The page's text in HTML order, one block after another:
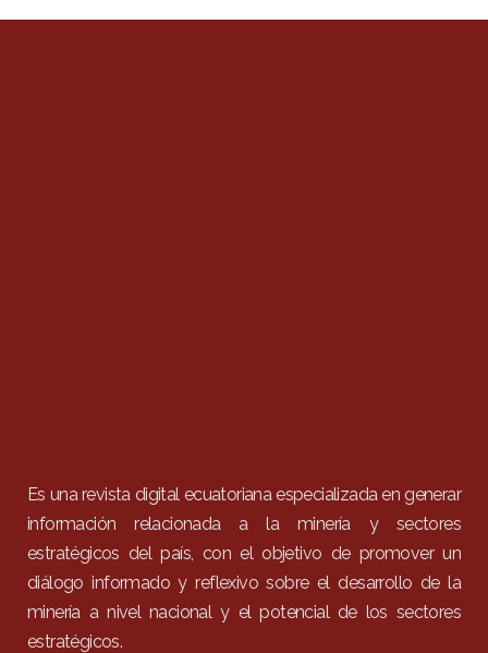
Es una revista digital ecuatoriana especializada en generar
información relacionada a la minería y sectores
estratégicos del país, con el objetivo de promover un
diálogo informado y reflexivo sobre el desarrollo de la
minería a nivel nacional y el potencial de los sectores
estratégicos.